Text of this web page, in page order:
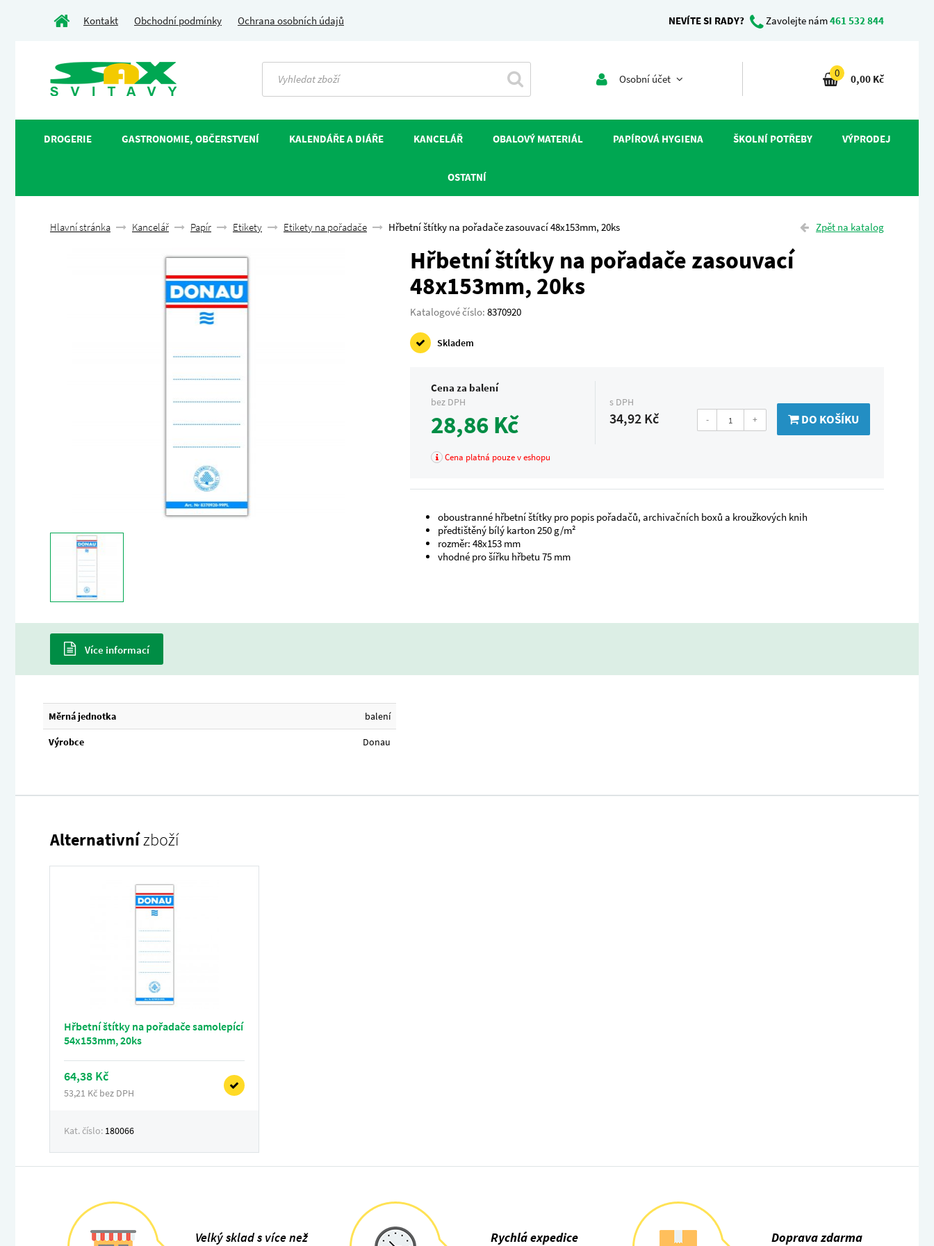
Kontakt Obchodní podmínky Ochrana osobních údajů NEVÍTE SI RADY? Zavolejte nám461 532 844
Osobní účet 0 0,00 Kč
DROGERIE GASTRONOMIE, OBČERSTVENÍ KALENDÁŘE A DIÁŘE KANCELÁŘ OBALOVÝ MATERIÁL PAPÍROVÁ HYGIENA ŠKOLNÍ POTŘEBY VÝPRODEJ
OSTATNÍ
Zpět na katalog
Hlavní stránka Kancelář Papír Etikety Etikety na pořadače Hřbetní štítky na pořadače zasouvací 48x153mm, 20ks
Hřbetní štítky na pořadače zasouvací
48x153mm, 20ks
Katalogové číslo:8370920
Skladem
Cena za balení
bez DPH
28,86 Kč
s DPH
34,92 Kč
Cena platná pouze v eshopu
- + DO KOŠÍKU
oboustranné hřbetní štítky pro popis pořadačů, archivačních boxů a kroužkových knih
předtištěný bílý karton 250 g/m²
rozměr: 48x153 mm
vhodné pro šířku hřbetu 75 mm
Více informací
Měrná jednotka balení
Výrobce Donau
Alternativnízboží
Hřbetní štítky na pořadače samolepící
54x153mm, 20ks
64,38 Kč
53,21 Kč bez DPH
Kat. číslo: 180066
Velký sklad s více než
Rychlá expedice
Doprava zdarma